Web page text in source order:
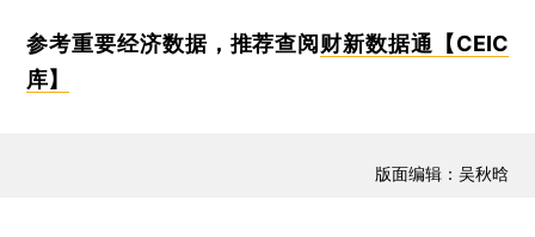
参考重要经济数据，推荐查阅 财新数据通【CEIC
库】
版面编辑：吴秋晗